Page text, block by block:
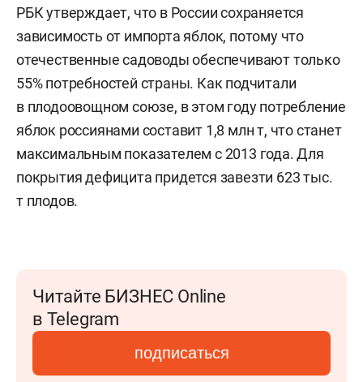
РБК утверждает, что в России сохраняется
зависимость от импорта яблок, потому что
отечественные садоводы обеспечивают только
55% потребностей страны. Как подчитали
в плодоовощном союзе, в этом году потребление
яблок россиянами составит 1,8 млн т, что станет
максимальным показателем с 2013 года. Для
покрытия дефицита придется завезти 623 тыс.
т плодов.
Читайте БИЗНЕС Online
в Telegram
подписаться